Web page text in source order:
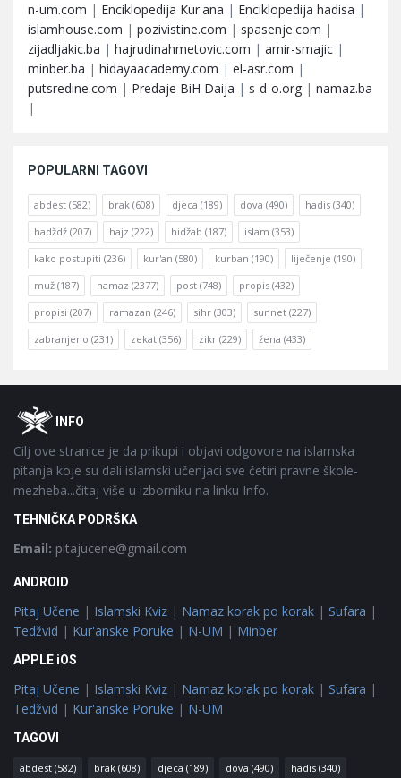
n-um.com | Enciklopedija Kur'ana | Enciklopedija hadisa |
islamhouse.com | pozivistine.com | spasenje.com |
zijadljakic.ba | hajrudinahmetovic.com | amir-smajic |
minber.ba | hidayaacademy.com | el-asr.com |
putsredine.com | Predaje BiH Daija | s-d-o.org | namaz.ba
|
POPULARNI TAGOVI
abdest (582) brak (608) djeca (189) dova (490) hadis (340)
hadždž (207) hajz (222) hidžab (187) islam (353)
kako postupiti (236) kur'an (580) kurban (190) liječenje (190)
muž (187) namaz (2377) post (748) propis (432)
propisi (207) ramazan (246) sihr (303) sunnet (227)
zabranjeno (231) zekat (356) zikr (229) žena (433)
FooterOINFO
Cilj ove stranice je da prikupi i objavi odgovore na islamska
pitanja koje su dali islamski učenjaci sve četiri pravne škole-
mezheba...čitaj više u izborniku na linku Info.
TEHNIČKA PODRŠKA
Email: pitajucene@gmail.com
ANDROID
Pitaj Učene | Islamski Kviz | Namaz korak po korak | Sufara |
Tedžvid | Kur'anske Poruke | N-UM | Minber
APPLE iOS
Pitaj Učene | Islamski Kviz | Namaz korak po korak | Sufara |
Tedžvid | Kur'anske Poruke | N-UM
TAGOVI
abdest (582) brak (608) djeca (189) dova (490) hadis (340)